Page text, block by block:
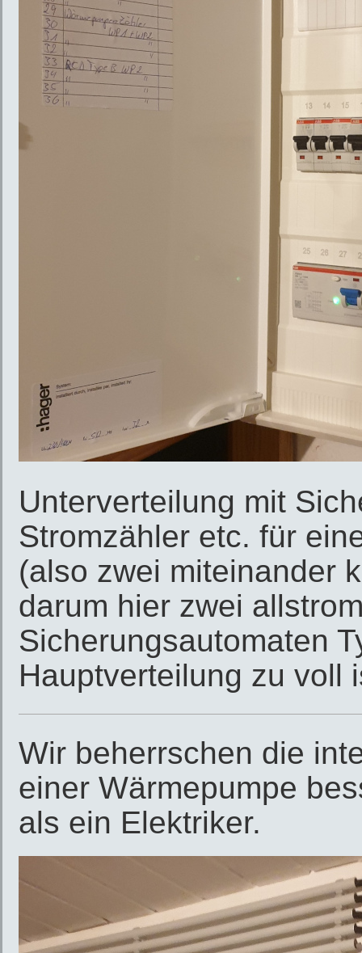
Unterverteilung mit
Stromzähler etc. für
(also zwei miteinander
darum hier zwei
Sicherungsautomaten
Hauptverteilung zu voll
Wir beherrschen die
einer Wärmepumpe
als ein Elektriker.